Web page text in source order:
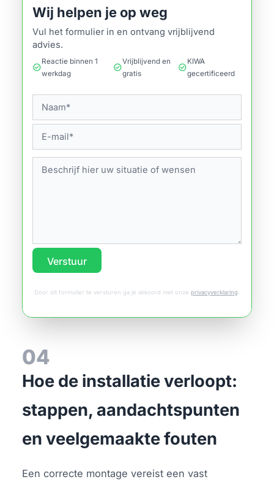
Wij helpen je op weg
Vul het formulier in en ontvang vrijblijvend
advies.
check_circle
Reactie binnen 1
werkdag
check_circle
Vrijblijvend en
gratis
check_circle
KIWA
gecertificeerd
Verstuur
Door dit formulier te versturen ga je akkoord met onze privacyverklaring.
04
Hoe de installatie verloopt:
stappen, aandachtspunten
en veelgemaakte fouten
Een correcte montage vereist een vast